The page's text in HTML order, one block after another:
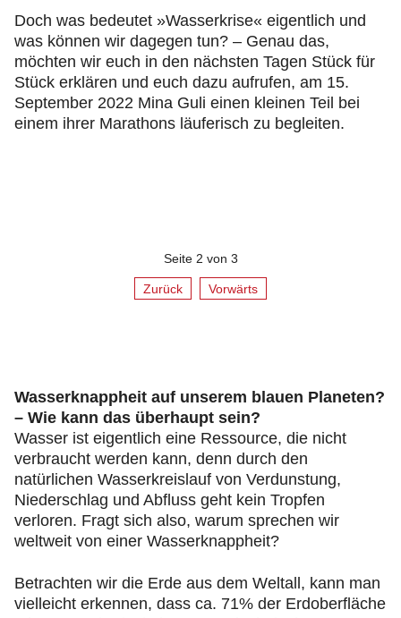
Doch was bedeutet »Wasserkrise« eigentlich und
was können wir dagegen tun? – Genau das,
möchten wir euch in den nächsten Tagen Stück für
Stück erklären und euch dazu aufrufen, am 15.
September 2022 Mina Guli einen kleinen Teil bei
einem ihrer Marathons läuferisch zu begleiten.
Seite 2 von 3
Zurück Vorwärts
Wasserknappheit auf unserem blauen Planeten?
– Wie kann das überhaupt sein?
Wasser ist eigentlich eine Ressource, die nicht
verbraucht werden kann, denn durch den
natürlichen Wasserkreislauf von Verdunstung,
Niederschlag und Abfluss geht kein Tropfen
verloren. Fragt sich also, warum sprechen wir
weltweit von einer Wasserknappheit?
Betrachten wir die Erde aus dem Weltall, kann man
vielleicht erkennen, dass ca. 71% der Erdoberfläche